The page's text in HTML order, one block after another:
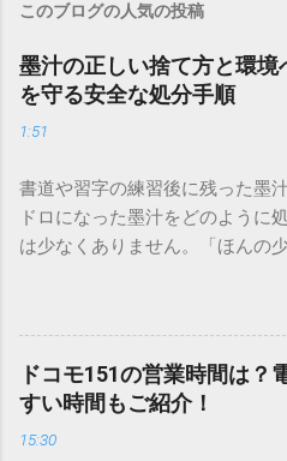
このブログの人気の投稿
墨汁の正しい捨て方と環境
を守る安全な処分手順
1:51
書道や習字の練習後に残った墨
ドロになった墨汁をどのように
は少なくありません。「ほんの
と、実は予期せぬトラブルを招
一般的な生活排水とは性質が大
水口へ流すことは環境負荷だけ
傷める可能性も高いため、非常
墨汁を安全かつ環境に優しい方
容器を適切に分別する方法を徹
ドコモ151の営業時間は？
すい時間もご紹介！
15:30